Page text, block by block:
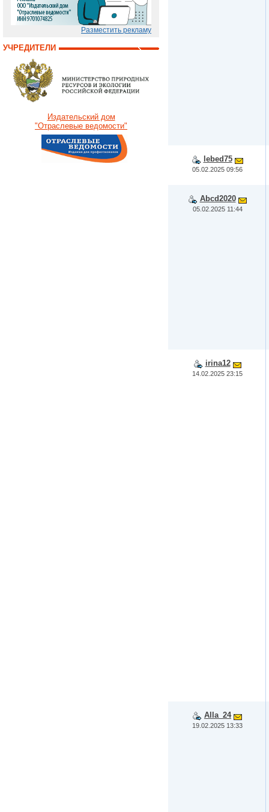
Разместить рекламу
УЧРЕДИТЕЛИ
Издательский дом
"Отраслевые ведомости"
lebed75
05.02.2025 09:56
Abcd2020
05.02.2025 11:44
irina12
14.02.2025 23:15
Alla_24
19.02.2025 13:33